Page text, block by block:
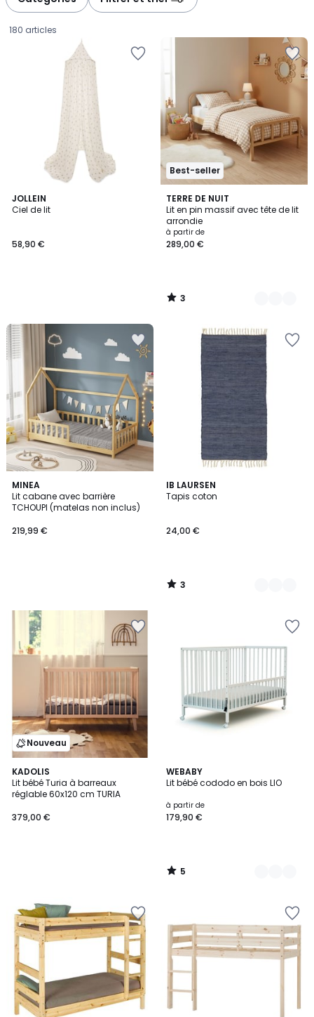
180 articles
JOLLEIN
Ciel de lit
€.
58,90 €
Best-seller
TERRE DE NUIT
Lit en pin massif avec tête de lit
arrondie
à partir de
289,00 €
3
/
5
2
Couleurs
3
/
MINEA
Lit cabane avec barrière
TCHOUPI (matelas non inclus)
219,99 €
IB LAURSEN
Tapis coton
24,00 €
3
/
9
Couleurs
3
/
Nouveau
KADOLIS
Lit bébé Turia à barreaux
réglable 60x120 cm TURIA
379,00 €
WEBABY
Lit bébé cododo en bois LIO
à partir de
179,90 €
5
/
2
Couleurs
5
/